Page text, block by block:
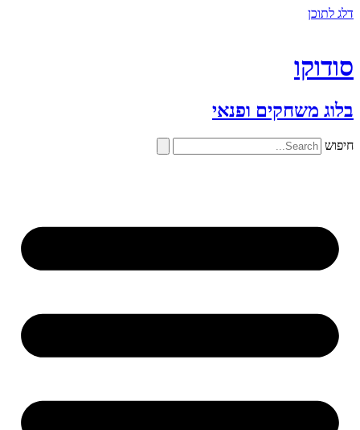
דלג לתוכן
סודוקו
בלוג משחקים ופנאי
חיפוש